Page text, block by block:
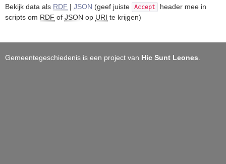
Bekijk data als RDF | JSON (geef juiste Accept
header mee in
scripts om RDF of JSON op URI te krijgen)
Gemeentegeschiedenis is een project van Hic Sunt Leones